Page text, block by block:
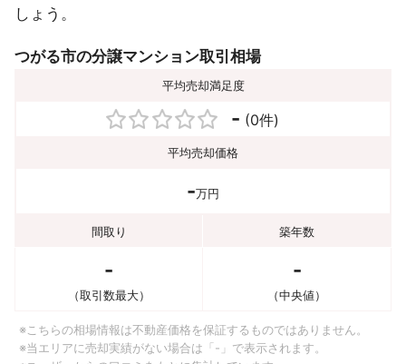
しょう。
つがる市の分譲マンション取引相場
平均売却満足度
- (0件)
平均売却価格
-万円
間取り 築年数
-
（取引数最大）
-
（中央値）
※こちらの相場情報は不動産価格を保証するものではありません。
※当エリアに売却実績がない場合は「-」で表示されます。